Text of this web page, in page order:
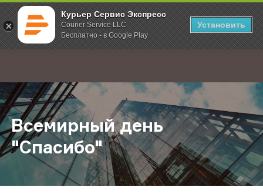
Курьер Сервис Экспресс
Courier Service LLC
Бесплатно - в Google Play
Установить
; Главная О компании Новости Всемирный день "Спасибо"
Всемирный день
"Спасибо"